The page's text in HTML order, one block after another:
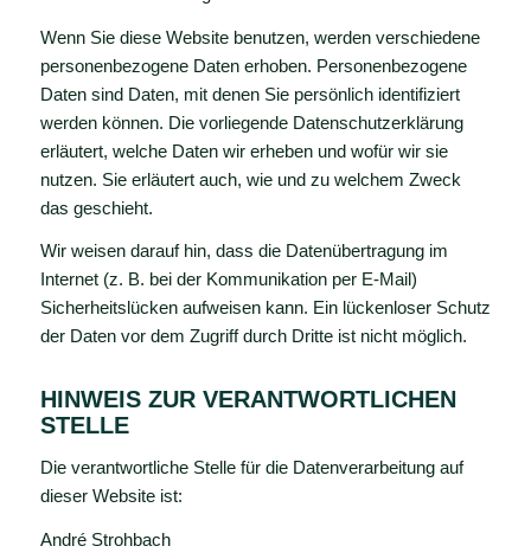
Wenn Sie diese Website benutzen, werden verschiedene
personenbezogene Daten erhoben. Personenbezogene
Daten sind Daten, mit denen Sie persönlich identifiziert
werden können. Die vorliegende Datenschutzerklärung
erläutert, welche Daten wir erheben und wofür wir sie
nutzen. Sie erläutert auch, wie und zu welchem Zweck
das geschieht.
Wir weisen darauf hin, dass die Datenübertragung im
Internet (z. B. bei der Kommunikation per E-Mail)
Sicherheitslücken aufweisen kann. Ein lückenloser Schutz
der Daten vor dem Zugriff durch Dritte ist nicht möglich.
HINWEIS ZUR VERANTWORTLICHEN
STELLE
Die verantwortliche Stelle für die Datenverarbeitung auf
dieser Website ist:
André Strohbach